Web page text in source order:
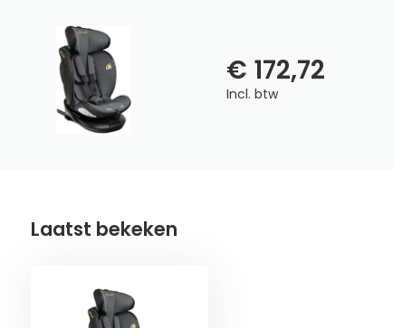
€ 172,72
Incl. btw
Laatst bekeken